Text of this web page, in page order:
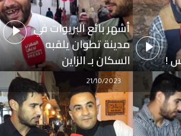
!
أشهر بائع البريوات في
مدينة تطوان يلقبه
السكان بـ الزاين
21/10/2023